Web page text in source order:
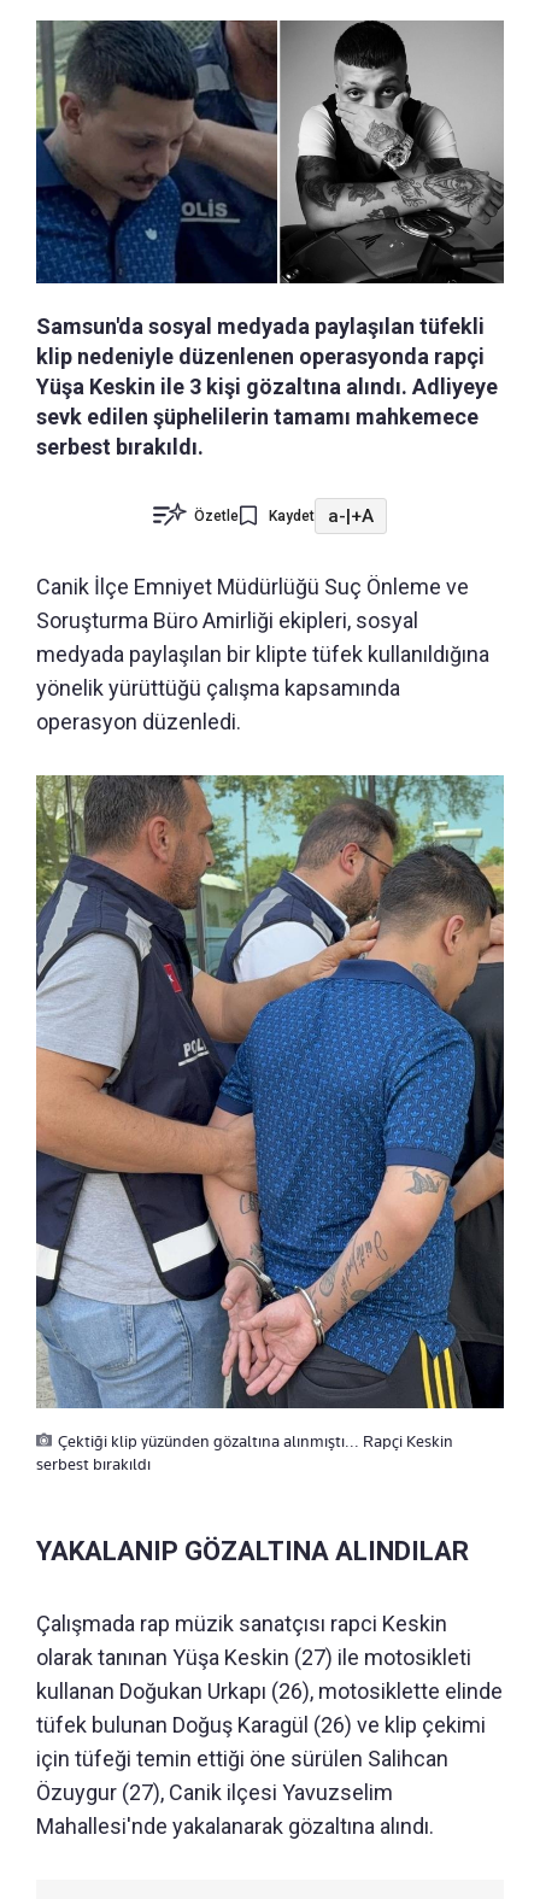
Samsun'da sosyal medyada paylaşılan tüfekli
klip nedeniyle düzenlenen operasyonda rapçi
Yüşa Keskin ile 3 kişi gözaltına alındı. Adliyeye
sevk edilen şüphelilerin tamamı mahkemece
serbest bırakıldı.
Özetle Kaydet a-|+A
Canik İlçe Emniyet Müdürlüğü Suç Önleme ve
Soruşturma Büro Amirliği ekipleri, sosyal
medyada paylaşılan bir klipte tüfek kullanıldığına
yönelik yürüttüğü çalışma kapsamında
operasyon düzenledi.
Çektiği klip yüzünden gözaltına alınmıştı... Rapçi Keskin
serbest bırakıldı
YAKALANIP GÖZALTINA ALINDILAR
Çalışmada rap müzik sanatçısı rapci Keskin
olarak tanınan Yüşa Keskin (27) ile motosikleti
kullanan Doğukan Urkapı (26), motosiklette elinde
tüfek bulunan Doğuş Karagül (26) ve klip çekimi
için tüfeği temin ettiği öne sürülen Salihcan
Özuygur (27), Canik ilçesi Yavuzselim
Mahallesi'nde yakalanarak gözaltına alındı.